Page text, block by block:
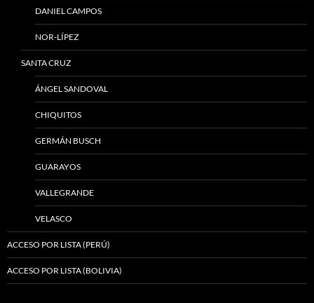
DANIEL CAMPOS
NOR-LÍPEZ
SANTA CRUZ
ÁNGEL SANDOVAL
CHIQUITOS
GERMÁN BUSCH
GUARAYOS
VALLEGRANDE
VELASCO
ACCESO POR LISTA (PERÚ)
ACCESO POR LISTA (BOLIVIA)